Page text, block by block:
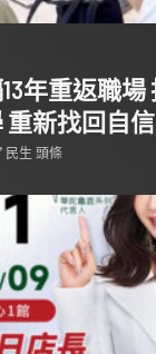
年重返職場
重新找回自
民生 頭條